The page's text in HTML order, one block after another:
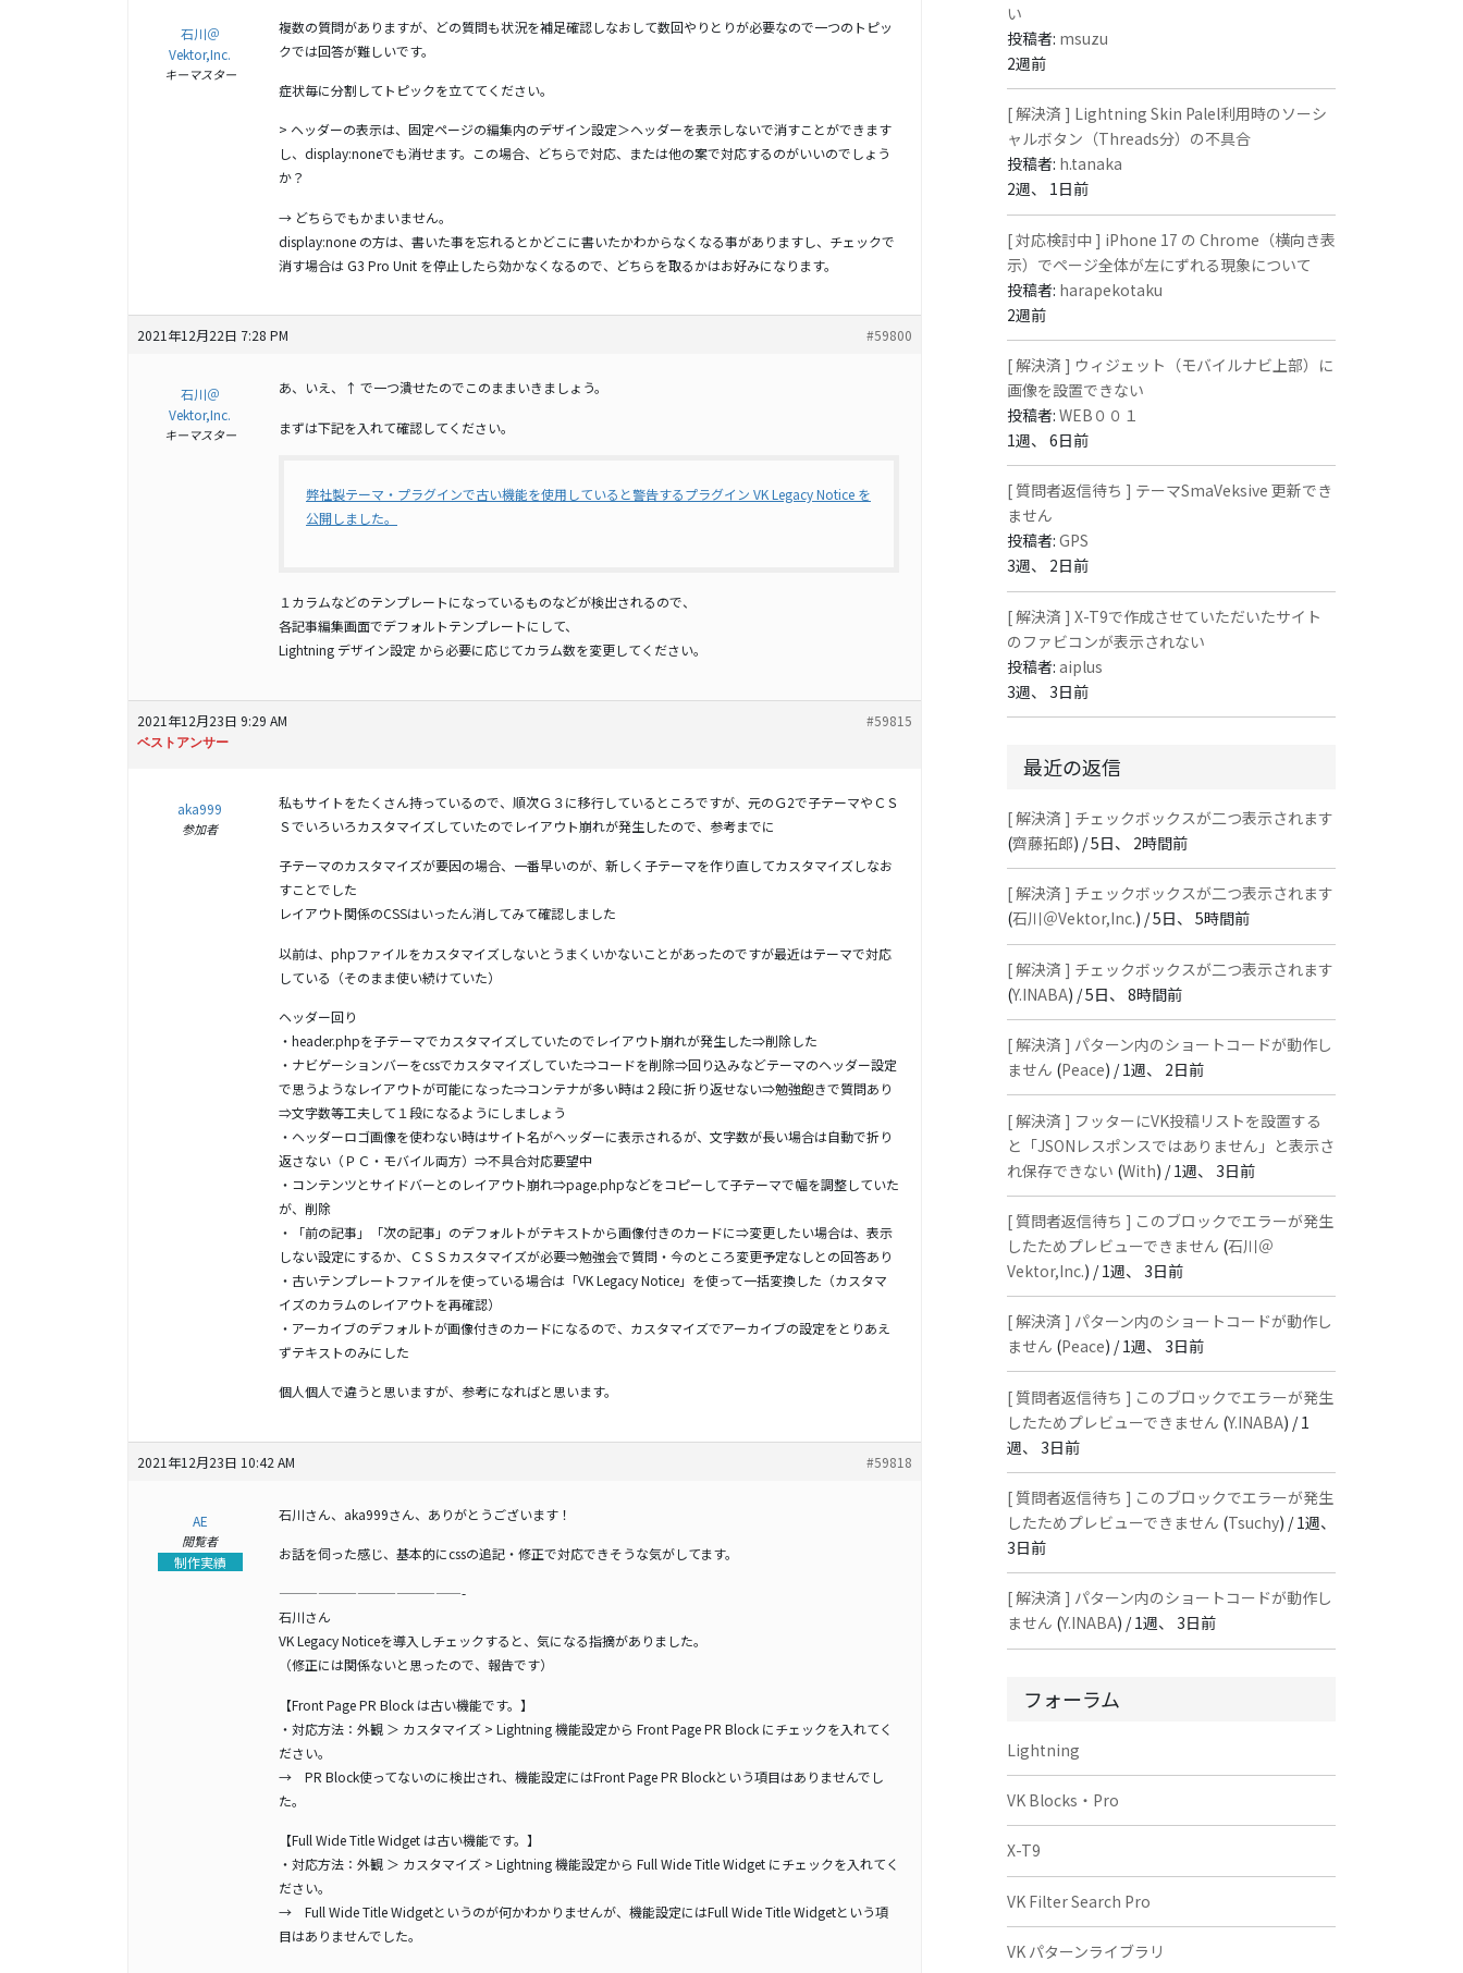
石川＠
Vektor,Inc.
キーマスター
複数の質問がありますが、どの質問も状況を補足確認しなおして数回やりとりが必要なので一つのトピッ
クでは回答が難しいです。
症状毎に分割してトピックを立ててください。
> ヘッダーの表示は、固定ページの編集内のデザイン設定＞ヘッダーを表示しないで消すことができます
し、display:noneでも消せます。この場合、どちらで対応、または他の案で対応するのがいいのでしょう
か？
→ どちらでもかまいません。
display:none の方は、書いた事を忘れるとかどこに書いたかわからなくなる事がありますし、チェックで
消す場合は G3 Pro Unit を停止したら効かなくなるので、どちらを取るかはお好みになります。
2021年12月22日 7:28 PM #59800
石川＠
Vektor,Inc.
キーマスター
あ、いえ、↑ で一つ潰せたのでこのままいきましょう。
まずは下記を入れて確認してください。
弊社製テーマ・プラグインで古い機能を使用していると警告するプラグイン VK Legacy Notice を
公開しました。
１カラムなどのテンプレートになっているものなどが検出されるので、
各記事編集画面でデフォルトテンプレートにして、
Lightning デザイン設定 から必要に応じてカラム数を変更してください。
2021年12月23日 9:29 AM #59815
ベストアンサー
aka999
参加者
私もサイトをたくさん持っているので、順次Ｇ３に移行しているところですが、元のＧ2で子テーマやＣＳ
Ｓでいろいろカスタマイズしていたのでレイアウト崩れが発生したので、参考までに
子テーマのカスタマイズが要因の場合、一番早いのが、新しく子テーマを作り直してカスタマイズしなお
すことでした
レイアウト関係のCSSはいったん消してみて確認しました
以前は、phpファイルをカスタマイズしないとうまくいかないことがあったのですが最近はテーマで対応
している（そのまま使い続けていた）
ヘッダー回り
・header.phpを子テーマでカスタマイズしていたのでレイアウト崩れが発生した⇒削除した
・ナビゲーションバーをcssでカスタマイズしていた⇒コードを削除⇒回り込みなどテーマのヘッダー設定
で思うようなレイアウトが可能になった⇒コンテナが多い時は２段に折り返せない⇒勉強飽きで質問あり
⇒文字数等工夫して１段になるようにしましょう
・ヘッダーロゴ画像を使わない時はサイト名がヘッダーに表示されるが、文字数が長い場合は自動で折り
返さない（ＰＣ・モバイル両方）⇒不具合対応要望中
・コンテンツとサイドバーとのレイアウト崩れ⇒page.phpなどをコピーして子テーマで幅を調整していた
が、削除
・「前の記事」「次の記事」のデフォルトがテキストから画像付きのカードに⇒変更したい場合は、表示
しない設定にするか、ＣＳＳカスタマイズが必要⇒勉強会で質問・今のところ変更予定なしとの回答あり
・古いテンプレートファイルを使っている場合は「VK Legacy Notice」を使って一括変換した（カスタマ
イズのカラムのレイアウトを再確認）
・アーカイブのデフォルトが画像付きのカードになるので、カスタマイズでアーカイブの設定をとりあえ
ずテキストのみにした
個人個人で違うと思いますが、参考になればと思います。
2021年12月23日 10:42 AM #59818
AE
閲覧者
制作実績
石川さん、aka999さん、ありがとうございます！
お話を伺った感じ、基本的にcssの追記・修正で対応できそうな気がしてます。
——————————————-
石川さん
VK Legacy Noticeを導入しチェックすると、気になる指摘がありました。
（修正には関係ないと思ったので、報告です）
【Front Page PR Block は古い機能です。】
・対応方法：外観 ＞ カスタマイズ > Lightning 機能設定から Front Page PR Block にチェックを入れてく
ださい。
→ PR Block使ってないのに検出され、機能設定にはFront Page PR Blockという項目はありませんでし
た。
【Full Wide Title Widget は古い機能です。】
・対応方法：外観 ＞ カスタマイズ > Lightning 機能設定から Full Wide Title Widget にチェックを入れてく
ださい。
→ Full Wide Title Widgetというのが何かわかりませんが、機能設定にはFull Wide Title Widgetという項
目はありませんでした。
い
投稿者: msuzu
2週前
[ 解決済 ] Lightning Skin Palel利用時のソーシ
ャルボタン（Threads分）の不具合
投稿者: h.tanaka
2週、 1日前
[ 対応検討中 ] iPhone 17 の Chrome（横向き表
示）でページ全体が左にずれる現象について
投稿者: harapekotaku
2週前
[ 解決済 ] ウィジェット（モバイルナビ上部）に
画像を設置できない
投稿者:WEB００１
1週、 6日前
[ 質問者返信待ち ] テーマSmaVeksive 更新でき
ません
投稿者:GPS
3週、 2日前
[ 解決済 ] X-T9で作成させていただいたサイト
のファビコンが表示されない
投稿者:aiplus
3週、 3日前
最近の返信
[ 解決済 ] チェックボックスが二つ表示されます
(齊藤拓郎) /5日、 2時間前
[ 解決済 ] チェックボックスが二つ表示されます
(石川＠Vektor,Inc.) /5日、 5時間前
[ 解決済 ] チェックボックスが二つ表示されます
(Y.INABA) /5日、 8時間前
[ 解決済 ] パターン内のショートコードが動作し
ません (Peace) /1週、 2日前
[ 解決済 ] フッターにVK投稿リストを設置する
と「JSONレスポンスではありません」と表示さ
れ保存できない (With) /1週、 3日前
[ 質問者返信待ち ] このブロックでエラーが発生
したためプレビューできません (石川＠
Vektor,Inc.) /1週、 3日前
[ 解決済 ] パターン内のショートコードが動作し
ません (Peace) /1週、 3日前
[ 質問者返信待ち ] このブロックでエラーが発生
したためプレビューできません (Y.INABA) /1
週、 3日前
[ 質問者返信待ち ] このブロックでエラーが発生
したためプレビューできません (Tsuchy) /1週、
3日前
[ 解決済 ] パターン内のショートコードが動作し
ません (Y.INABA) /1週、 3日前
フォーラム
Lightning
VK Blocks・Pro
X-T9
VK Filter Search Pro
VK パターンライブラリ